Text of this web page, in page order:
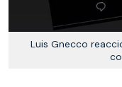
Luis Gnecco